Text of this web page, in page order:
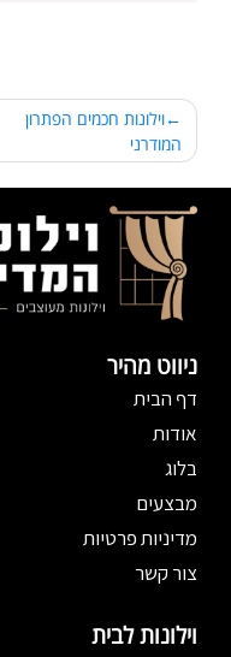
ניווט
וילונות חכמים הפתרון
המודרני
ניווט מהיר
דף הבית
אודות
בלוג
מבצעים
מדיניות פרטיות
צור קשר
וילונות לבית